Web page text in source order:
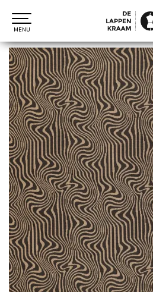
MENU